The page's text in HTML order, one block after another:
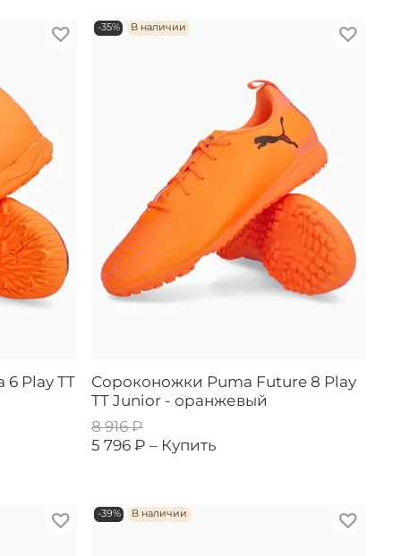
Play TT
-35% В наличии
Сороконожки Puma Future 8 Play
TT Junior - оранжевый
8 916 ₽
5 796 ₽ – Купить
-39% В наличии